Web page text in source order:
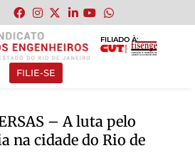
FILIADO À:
FILIE-SE
– A luta pelo
na cidade do Rio de